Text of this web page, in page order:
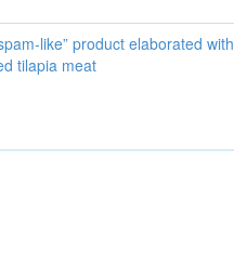
like” product elaborated with
tilapia meat